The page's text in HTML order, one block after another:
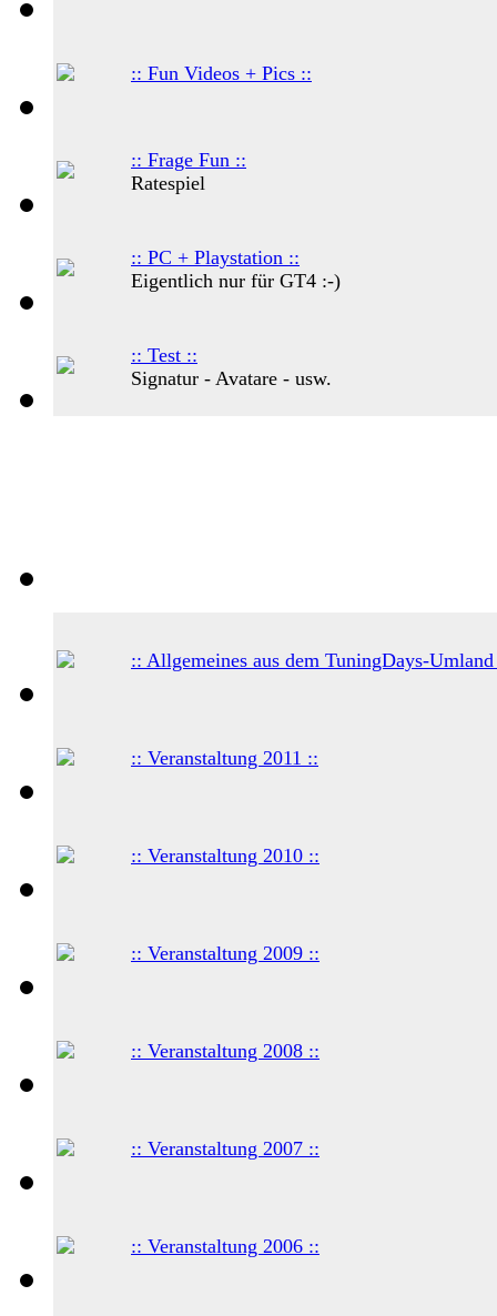
:: Fun Videos + Pics ::
:: Frage Fun ::
Ratespiel
:: PC + Playstation ::
Eigentlich nur für GT4 :-)
:: Test ::
Signatur - Avatare - usw.
:: Allgemeines aus dem TuningDays-
:: Veranstaltung 2011 ::
:: Veranstaltung 2010 ::
:: Veranstaltung 2009 ::
:: Veranstaltung 2008 ::
:: Veranstaltung 2007 ::
:: Veranstaltung 2006 ::